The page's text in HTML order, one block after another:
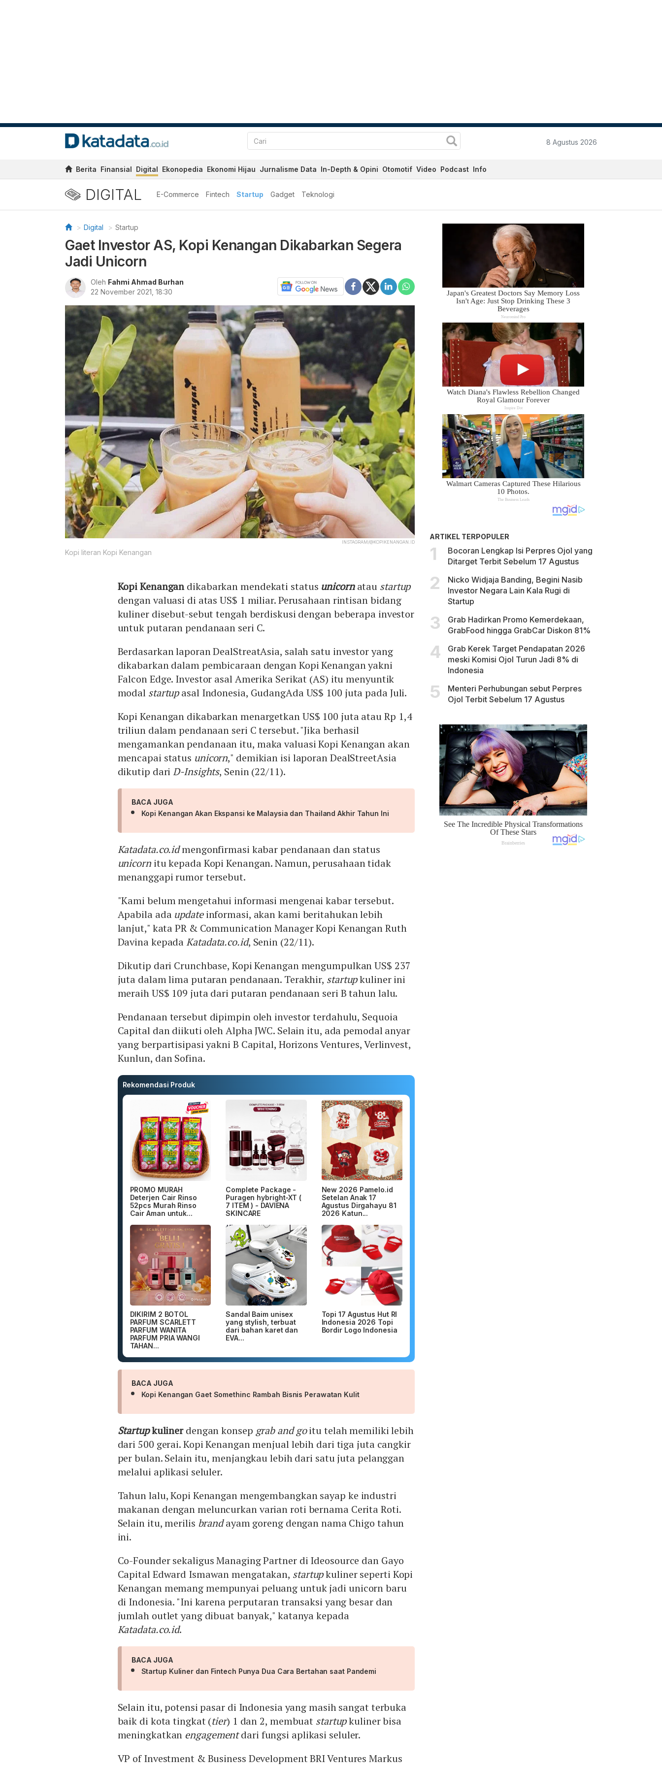
8 Agustus 2026
Berita Finansial Digital Ekonopedia Ekonomi Hijau Jurnalisme Data In-Depth & Opini Otomotif Video Podcast Info
DIGITAL E-Commerce Fintech Startup Gadget Teknologi
Digital Startup
Gaet Investor AS, Kopi Kenangan Dikabarkan Segera
Jadi Unicorn
Oleh Fahmi Ahmad Burhan
22 November 2021, 18:30
INSTAGRAM/@KOPIKENANGAN.ID
Kopi literan Kopi Kenangan
Kopi Kenangandikabarkan mendekati status unicorn atau startup
dengan valuasi di atas US$ 1 miliar. Perusahaan rintisan bidang
kuliner disebut-sebut tengah berdiskusi dengan beberapa investor
untuk putaran pendanaan seri C.
Berdasarkan laporan DealStreatAsia, salah satu investor yang
dikabarkan dalam pembicaraan dengan Kopi Kenangan yakni
Falcon Edge. Investor asal Amerika Serikat (AS) itu menyuntik
modal startupasal Indonesia, GudangAda US$ 100 juta pada Juli.
Kopi Kenangan dikabarkan menargetkan US$ 100 juta atau Rp 1,4
triliun dalam pendanaan seri C tersebut. "Jika berhasil
mengamankan pendanaan itu, maka valuasi Kopi Kenangan akan
mencapai status unicorn," demikian isi laporan DealStreetAsia
dikutip dariD-Insights, Senin (22/11).
BACA JUGA
Kopi Kenangan Akan Ekspansi ke Malaysia dan Thailand Akhir Tahun Ini
Katadata.co.idmengonfirmasi kabar pendanaan dan status
unicornitu kepada Kopi Kenangan. Namun, perusahaan tidak
menanggapi rumor tersebut.
"Kami belum mengetahui informasi mengenai kabar tersebut.
Apabila ada updateinformasi, akan kami beritahukan lebih
lanjut," kata PR & Communication Manager Kopi Kenangan Ruth
Davina kepadaKatadata.co.id, Senin (22/11).
Dikutip dari Crunchbase, Kopi Kenangan mengumpulkan US$ 237
juta dalam lima putaran pendanaan. Terakhir, startupkuliner ini
meraih US$ 109 juta dari putaran pendanaan seri B tahun lalu.
Pendanaan tersebut dipimpin oleh investor terdahulu, Sequoia
Capital dan diikuti oleh Alpha JWC. Selain itu, ada pemodal anyar
yang berpartisipasi yakni B Capital, Horizons Ventures, Verlinvest,
Kunlun, dan Sofina.
Rekomendasi Produk
PROMO MURAH
Deterjen Cair Rinso
52pcs Murah Rinso
Cair Aman untuk...
Complete Package -
Puragen hybright-XT (
7 ITEM ) - DAVIENA
SKINCARE
New 2026 Pamelo.id
Setelan Anak 17
Agustus Dirgahayu 81
2026 Katun...
DIKIRIM 2 BOTOL
PARFUM SCARLETT
PARFUM WANITA
PARFUM PRIA WANGI
TAHAN...
Sandal Baim unisex
yang stylish, terbuat
dari bahan karet dan
EVA...
Topi 17 Agustus Hut RI
Indonesia 2026 Topi
Bordir Logo Indonesia
BACA JUGA
Kopi Kenangan Gaet Somethinc Rambah Bisnis Perawatan Kulit
Startupkulinerdengan konsep grab and goitu telah memiliki lebih
dari 500 gerai. Kopi Kenangan menjual lebih dari tiga juta cangkir
per bulan. Selain itu, menjangkau lebih dari satu juta pelanggan
melalui aplikasi seluler.
Tahun lalu, Kopi Kenangan mengembangkan sayap ke industri
makanan dengan meluncurkan varian roti bernama Cerita Roti.
Selain itu, merilis brandayam goreng dengan nama Chigo tahun
ini.
Co-Founder sekaligus Managing Partner di Ideosource dan Gayo
Capital Edward Ismawan mengatakan, startupkuliner seperti Kopi
Kenangan memang mempunyai peluang untuk jadi unicorn baru
di Indonesia. "Ini karena perputaran transaksi yang besar dan
jumlah outlet yang dibuat banyak," katanya kepada
Katadata.co.id.
BACA JUGA
Startup Kuliner dan Fintech Punya Dua Cara Bertahan saat Pandemi
Selain itu, potensi pasar di Indonesia yang masih sangat terbuka
baik di kota tingkat (tier) 1 dan 2, membuat startupkuliner bisa
meningkatkan engagementdari fungsi aplikasi seluler.
VP of Investment & Business Development BRI Ventures Markus
ARTIKEL TERPOPULER
Bocoran Lengkap Isi Perpres Ojol yang
Ditarget Terbit Sebelum 17 Agustus
Nicko Widjaja Banding, Begini Nasib
Investor Negara Lain Kala Rugi di
Startup
Grab Hadirkan Promo Kemerdekaan,
GrabFood hingga GrabCar Diskon 81%
Grab Kerek Target Pendapatan 2026
meski Komisi Ojol Turun Jadi 8% di
Indonesia
Menteri Perhubungan sebut Perpres
Ojol Terbit Sebelum 17 Agustus